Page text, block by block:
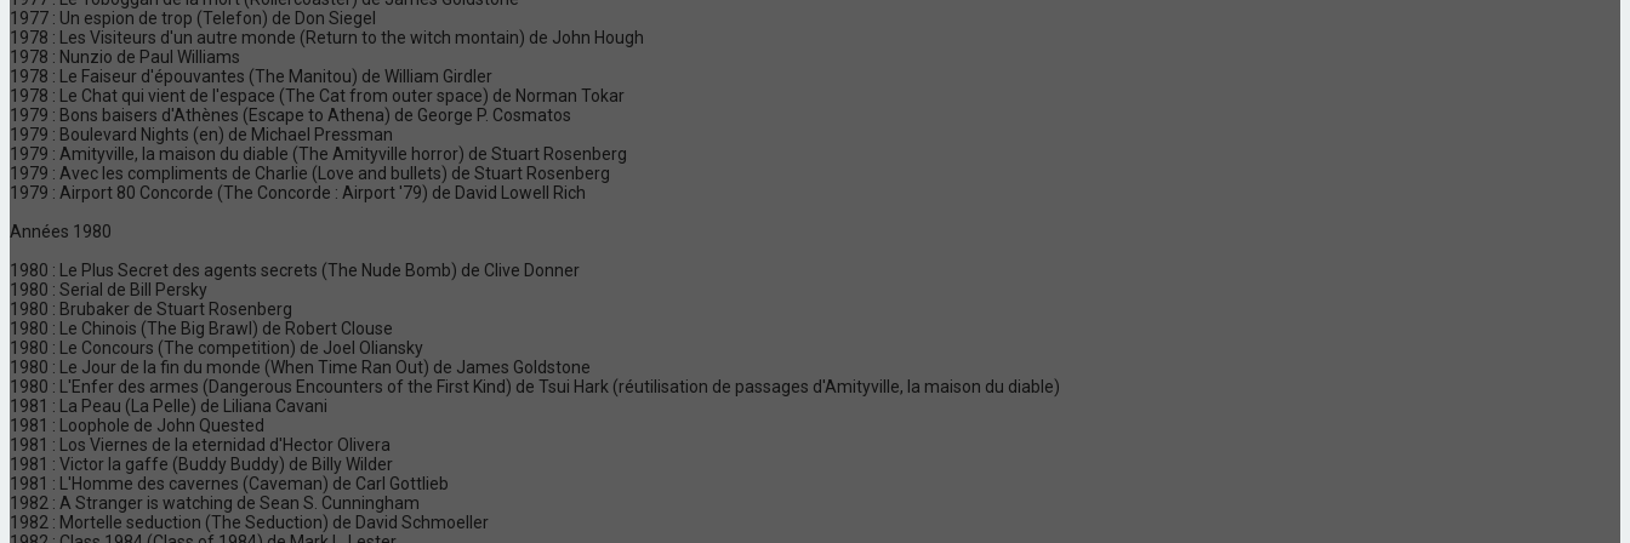
1977 : Un espion de trop (Telefon) de Don Siegel
1978 : Les Visiteurs d'un autre monde (Return to the witch montain) de John Hough
1978 : Nunzio de Paul Williams
1978 : Le Faiseur d'épouvantes (The Manitou) de William Girdler
1978 : Le Chat qui vient de l'espace (The Cat from outer space) de Norman Tokar
1979 : Bons baisers d'Athènes (Escape to Athena) de George P. Cosmatos
1979 : Boulevard Nights (en) de Michael Pressman
1979 : Amityville, la maison du diable (The Amityville horror) de Stuart Rosenberg
1979 : Avec les compliments de Charlie (Love and bullets) de Stuart Rosenberg
1979 : Airport 80 Concorde (The Concorde : Airport '79) de David Lowell Rich
Années 1980
1980 : Le Plus Secret des agents secrets (The Nude Bomb) de Clive Donner
1980 : Serial de Bill Persky
1980 : Brubaker de Stuart Rosenberg
1980 : Le Chinois (The Big Brawl) de Robert Clouse
1980 : Le Concours (The competition) de Joel Oliansky
1980 : Le Jour de la fin du monde (When Time Ran Out) de James Goldstone
1980 : L'Enfer des armes (Dangerous Encounters of the First Kind) de Tsui Hark (réutilisation de passages d'Amityville, la maison du diable)
1981 : La Peau (La Pelle) de Liliana Cavani
1981 : Loophole de John Quested
1981 : Los Viernes de la eternidad d'Hector Olivera
1981 : Victor la gaffe (Buddy Buddy) de Billy Wilder
1981 : L'Homme des cavernes (Caveman) de Carl Gottlieb
1982 : A Stranger is watching de Sean S. Cunningham
1982 : Mortelle seduction (The Seduction) de David Schmoeller